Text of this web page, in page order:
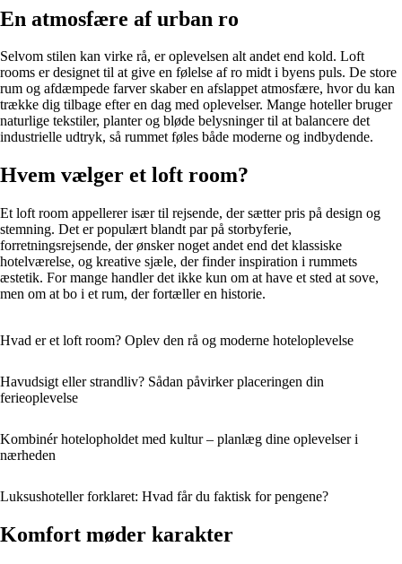
En atmosfære af urban ro
Selvom stilen kan virke rå, er oplevelsen alt andet end kold. Loft
rooms er designet til at give en følelse af ro midt i byens puls. De store
rum og afdæmpede farver skaber en afslappet atmosfære, hvor du kan
trække dig tilbage efter en dag med oplevelser. Mange hoteller bruger
naturlige tekstiler, planter og bløde belysninger til at balancere det
industrielle udtryk, så rummet føles både moderne og indbydende.
Hvem vælger et loft room?
Et loft room appellerer især til rejsende, der sætter pris på design og
stemning. Det er populært blandt par på storbyferie,
forretningsrejsende, der ønsker noget andet end det klassiske
hotelværelse, og kreative sjæle, der finder inspiration i rummets
æstetik. For mange handler det ikke kun om at have et sted at sove,
men om at bo i et rum, der fortæller en historie.
Hvad er et loft room? Oplev den rå og moderne hoteloplevelse
Havudsigt eller strandliv? Sådan påvirker placeringen din
ferieoplevelse
Kombinér hotelopholdet med kultur – planlæg dine oplevelser i
nærheden
Luksushoteller forklaret: Hvad får du faktisk for pengene?
Komfort møder karakter